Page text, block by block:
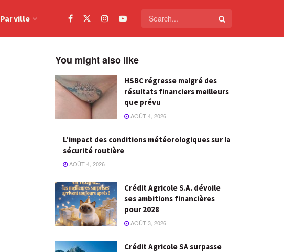
Par ville
You might also like
HSBC régresse malgré des
résultats financiers meilleurs
que prévu
AOÛT 4, 2026
L’impact des conditions météorologiques sur la
sécurité routière
AOÛT 4, 2026
Crédit Agricole S.A. dévoile
ses ambitions financières
pour 2028
AOÛT 3, 2026
Crédit Agricole SA surpasse